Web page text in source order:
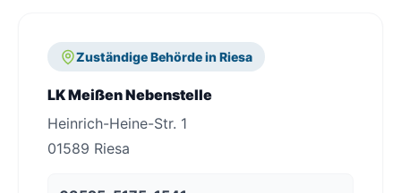
Zuständige Behörde in Riesa
LK Meißen Nebenstelle
Heinrich-Heine-Str. 1
01589 Riesa